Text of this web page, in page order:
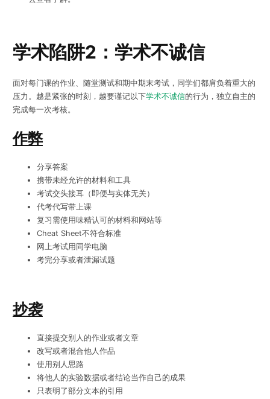
学术陷阱2：学术不诚信
面对每门课的作业、随堂测试和期中期末考试，同学们都肩负着重大的
压力。越是紧张的时刻，越要谨记以下学术不诚信的行为，独立自主的
完成每一次考核。
作弊
分享答案
携带未经允许的材料和工具
考试交头接耳（即便与实体无关）
代考代写带上课
复习需使用味精认可的材料和网站等
Cheat Sheet不符合标准
网上考试用同学电脑
考完分享或者泄漏试题
抄袭
直接提交别人的作业或者文章
改写或者混合他人作品
使用别人思路
将他人的实验数据或者结论当作自己的成果
只表明了部分文本的引用